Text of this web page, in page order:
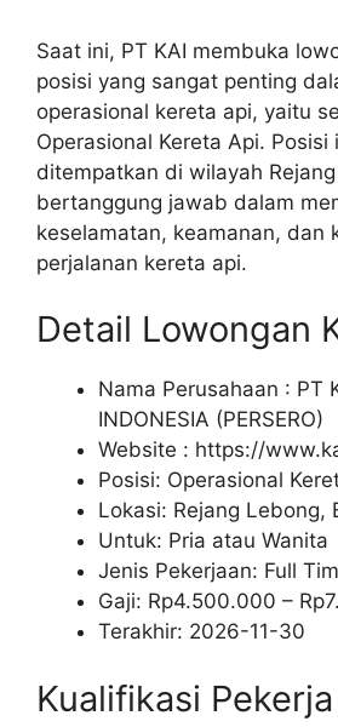
Saat ini, PT KAI membuka
posisi yang sangat penting
operasional kereta api, yaitu
Operasional Kereta Api. Posisi
ditempatkan di wilayah
bertanggung jawab dalam
keselamatan, keamanan, dan
perjalanan kereta api.
Detail Lowongan
Nama Perusahaan : PT
INDONESIA (PERSERO)
Website : https://
Posisi: Operasional
Lokasi: Rejang Lebong,
Untuk: Pria atau Wanita
Jenis Pekerjaan: Full
Gaji: Rp4.500.000 – Rp
Terakhir: 2026-11-30
Kualifikasi Pekerja